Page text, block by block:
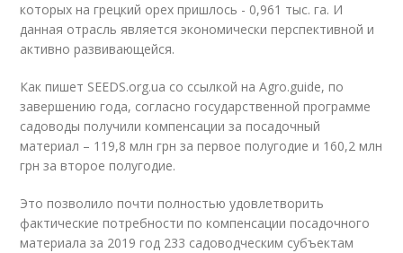
которых на грецкий орех пришлось - 0,961 тыс. га. И
данная отрасль является экономически перспективной и
активно развивающейся.
Как пишет SEEDS.org.ua со ссылкой на Аgro.guide, по
завершению года, согласно государственной программе
садоводы получили компенсации за посадочный
материал – 119,8 млн грн за первое полугодие и 160,2 млн
грн за второе полугодие.
Это позволило почти полностью удовлетворить
фактические потребности по компенсации посадочного
материала за 2019 год 233 садоводческим субъектам